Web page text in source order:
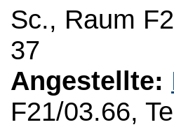
Sc., Raum
37
Angestellte:
F21/03.66,